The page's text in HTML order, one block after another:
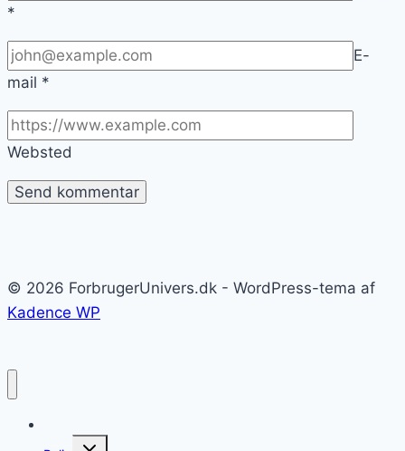
*
E-
mail *
Websted
© 2026 ForbrugerUnivers.dk - WordPress-tema af
Kadence WP
Skift